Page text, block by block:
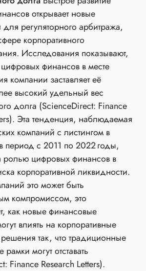
открывает новые
регуляторного арбитража,
корпоративного
Исследования показывают,
цифровых финансов в месте
компании заставляет её
высокий удельный вес
долга (ScienceDirect: Finance
Эта тенденция, наблюдаемая
компаний с листингом в
период с 2011 по 2022 годы,
ролью цифровых финансов в
корпоративной ликвидности.
это может быть
компромиссом, это
как новые финансовые
влиять на корпоративные
так, что традиционные
рамки могут отставать
Finance Research Letters).